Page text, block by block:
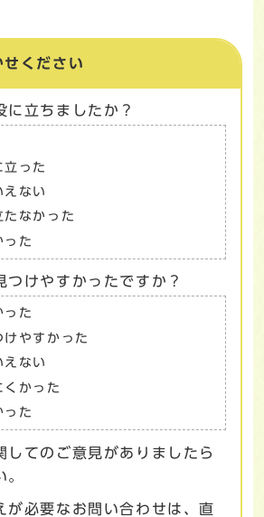
せください
に立ちましたか？
立った
えない
たなかった
った
つけやすかったですか？
った
けやすかった
えない
くかった
った
してのご意見がありましたら
が必要なお問い合わせは、直